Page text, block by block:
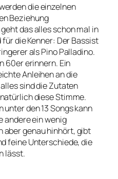
die einzelnen
Beziehung
das alles schon mal in
die Kenner: Der Bassist
als Pino Palladino.
60er erinnern. Ein
Anleihen an die
sind die Zutaten
diese Stimme.
unter den 13 Songs kann
andere ein wenig
aber genau hinhört, gibt
feine Unterschiede, die
lässt.